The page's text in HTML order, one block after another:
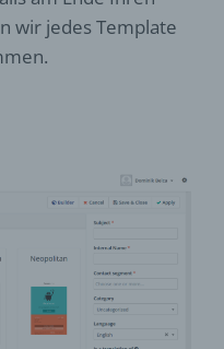
wir jedes Template